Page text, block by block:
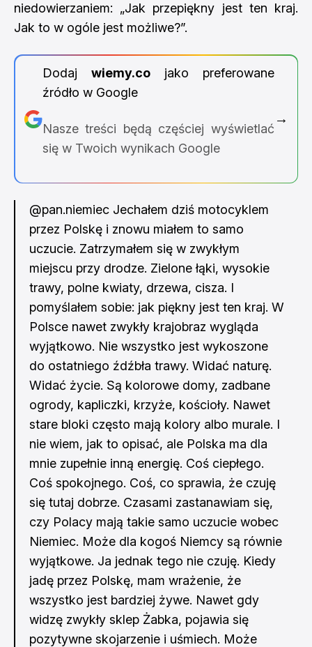
niedowierzaniem: „Jak przepiękny jest ten kraj.
Jak to w ogóle jest możliwe?”.
Dodaj wiemy.cojako preferowane
źródło w Google
Nasze treści będą częściej wyświetlać
się w Twoich wynikach Google
→
@pan.niemiec Jechałem dziś motocyklem
przez Polskę i znowu miałem to samo
uczucie. Zatrzymałem się w zwykłym
miejscu przy drodze. Zielone łąki, wysokie
trawy, polne kwiaty, drzewa, cisza. I
pomyślałem sobie: jak piękny jest ten kraj. W
Polsce nawet zwykły krajobraz wygląda
wyjątkowo. Nie wszystko jest wykoszone
do ostatniego źdźbła trawy. Widać naturę.
Widać życie. Są kolorowe domy, zadbane
ogrody, kapliczki, krzyże, kościoły. Nawet
stare bloki często mają kolory albo murale. I
nie wiem, jak to opisać, ale Polska ma dla
mnie zupełnie inną energię. Coś ciepłego.
Coś spokojnego. Coś, co sprawia, że czuję
się tutaj dobrze. Czasami zastanawiam się,
czy Polacy mają takie samo uczucie wobec
Niemiec. Może dla kogoś Niemcy są równie
wyjątkowe. Ja jednak tego nie czuję. Kiedy
jadę przez Polskę, mam wrażenie, że
wszystko jest bardziej żywe. Nawet gdy
widzę zwykły sklep Żabka, pojawia się
pozytywne skojarzenie i uśmiech. Może